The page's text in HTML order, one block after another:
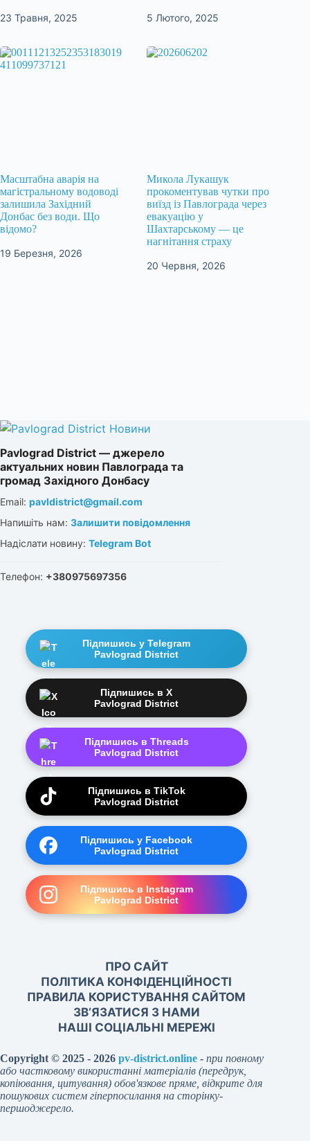
23 Травня, 2025 5 Лютого, 2025
Масштабна аварія на
магістральному водоводі
залишила Західний
Донбас без води. Що
відомо?
19 Березня, 2026
Микола Лукашук
прокоментував чутки про
виїзд із Павлограда через
евакуацію у
Шахтарському — це
нагнітання страху
20 Червня, 2026
Pavlograd District — джерело
актуальних новин Павлограда та
громад Західного Донбасу
Email: pavldistrict@gmail.com
Напишіть нам: Залишити повідомлення
Надіслати новину: Telegram Bot
Телефон: +380975697356
Підпишись у Telegram
Pavlograd District
Підпишись в X
Pavlograd District
Підпишись в Threads
Pavlograd District
Підпишись в TikTok
Pavlograd District
Підпишись у Facebook
Pavlograd District
Підпишись в Instagram
Pavlograd District
ПРО САЙТ
ПОЛІТИКА КОНФІДЕНЦІЙНОСТІ
ПРАВИЛА КОРИСТУВАННЯ САЙТОМ
ЗВ’ЯЗАТИСЯ З НАМИ
НАШІ СОЦІАЛЬНІ МЕРЕЖІ
Copyright © 2025 - 2026 pv-district.online - при повному
або частковому використанні матеріалів (передрук,
копіювання, цитування) обов'язкове пряме, відкрите для
пошукових систем гіперпосилання на сторінку-
першоджерело.